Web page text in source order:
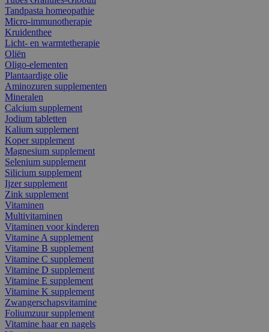
Tandpasta homeopathie
Micro-immunotherapie
Kruidenthee
Licht- en warmtetherapie
Oliën
Oligo-elementen
Plantaardige olie
Aminozuren supplementen
Mineralen
Calcium supplement
Jodium tabletten
Kalium supplement
Koper supplement
Magnesium supplement
Selenium supplement
Silicium supplement
Ijzer supplement
Zink supplement
Vitaminen
Multivitaminen
Vitaminen voor kinderen
Vitamine A supplement
Vitamine B supplement
Vitamine C supplement
Vitamine D supplement
Vitamine E supplement
Vitamine K supplement
Zwangerschapsvitamine
Foliumzuur supplement
Vitamine haar en nagels